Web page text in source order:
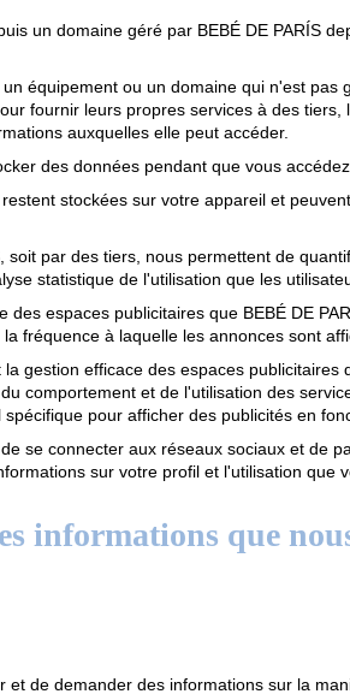
un domaine géré par BEBÉ DE PARÍS
équipement ou un domaine qui n'est
fournir leurs propres services à des
auxquelles elle peut accéder.
des données pendant que vous
stockées sur votre appareil et
par des tiers, nous permettent de
statistique de l'utilisation que les
espaces publicitaires que BEBÉ DE
fréquence à laquelle les annonces sont
gestion efficace des espaces publicitaires
comportement et de l'utilisation des
pour afficher des publicités en
se connecter aux réseaux sociaux et de
sur votre profil et l'utilisation que
informations que
de demander des informations sur la